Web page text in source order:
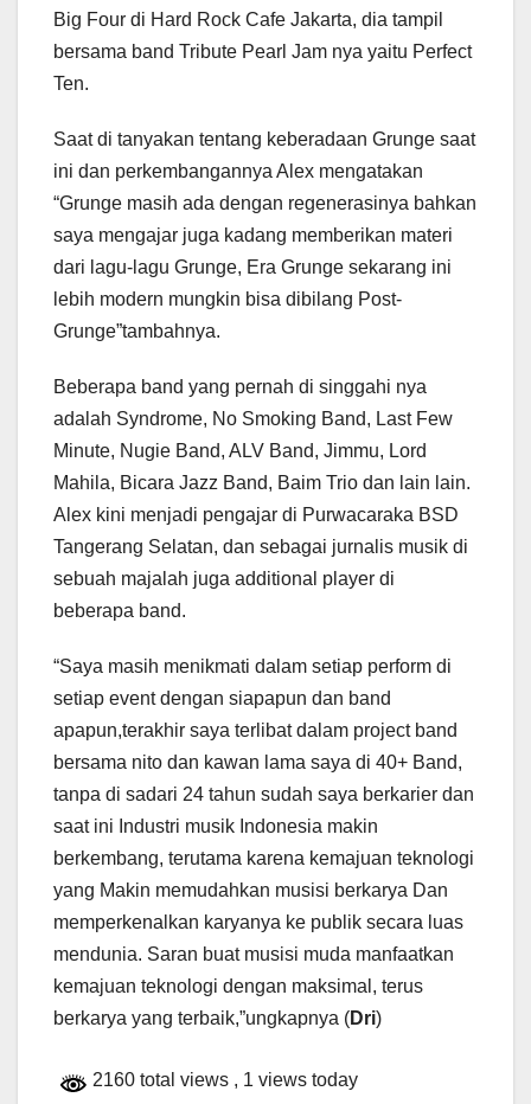
Big Four di Hard Rock Cafe Jakarta, dia tampil
bersama band Tribute Pearl Jam nya yaitu Perfect
Ten.
Saat di tanyakan tentang keberadaan Grunge saat
ini dan perkembangannya Alex mengatakan
“Grunge masih ada dengan regenerasinya bahkan
saya mengajar juga kadang memberikan materi
dari lagu-lagu Grunge, Era Grunge sekarang ini
lebih modern mungkin bisa dibilang Post-
Grunge”tambahnya.
Beberapa band yang pernah di singgahi nya
adalah Syndrome, No Smoking Band, Last Few
Minute, Nugie Band, ALV Band, Jimmu, Lord
Mahila, Bicara Jazz Band, Baim Trio dan lain lain.
Alex kini menjadi pengajar di Purwacaraka BSD
Tangerang Selatan, dan sebagai jurnalis musik di
sebuah majalah juga additional player di
beberapa band.
“Saya masih menikmati dalam setiap perform di
setiap event dengan siapapun dan band
apapun,terakhir saya terlibat dalam project band
bersama nito dan kawan lama saya di 40+ Band,
tanpa di sadari 24 tahun sudah saya berkarier dan
saat ini Industri musik Indonesia makin
berkembang, terutama karena kemajuan teknologi
yang Makin memudahkan musisi berkarya Dan
memperkenalkan karyanya ke publik secara luas
mendunia. Saran buat musisi muda manfaatkan
kemajuan teknologi dengan maksimal, terus
berkarya yang terbaik,”ungkapnya (Dri)
2160 total views , 1 views today